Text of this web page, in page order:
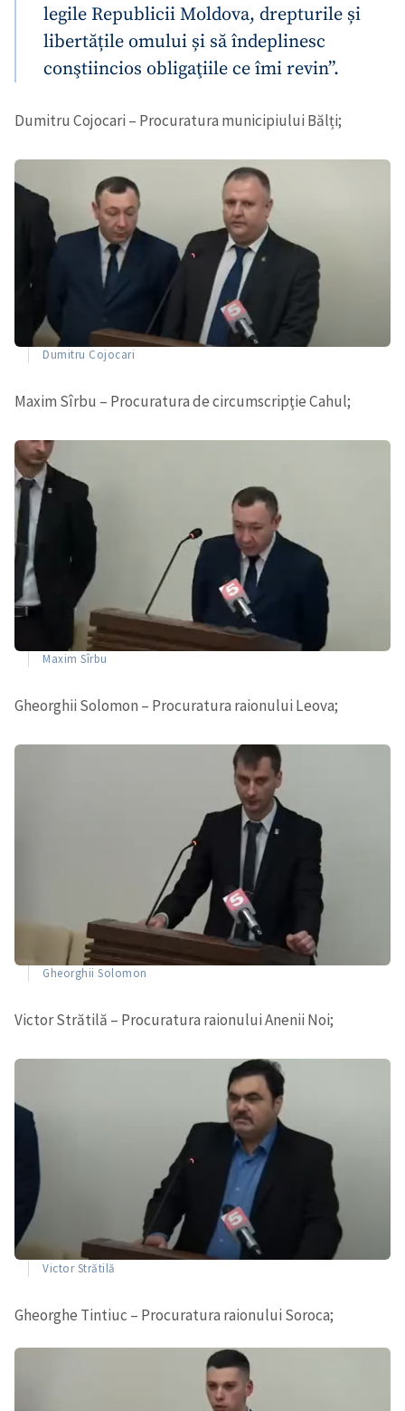
legile Republicii Moldova, drepturile și
libertățile omului și să îndeplinesc
conştiincios obligaţiile ce îmi revin”.
Dumitru Cojocari – Procuratura municipiului Bălți;
Dumitru Cojocari
Maxim Sîrbu – Procuratura de circumscripţie Cahul;
Maxim Sîrbu
Gheorghii Solomon – Procuratura raionului Leova;
Gheorghii Solomon
Victor Strătilă – Procuratura raionului Anenii Noi;
Victor Strătilă
Gheorghe Tintiuc – Procuratura raionului Soroca;